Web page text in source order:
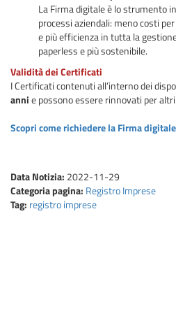
La Firma digitale è lo strumento
processi aziendali: meno costi
e più efficienza in tutta la
paperless e più sostenibile.
Validità dei Certificati
I Certificati contenuti all’interno dei
annie possono essere rinnovati per
Scopri come richiedere la Firma digitale
Data Notizia: 2022-11-29
Categoria pagina: Registro Imprese
Tag: registro imprese